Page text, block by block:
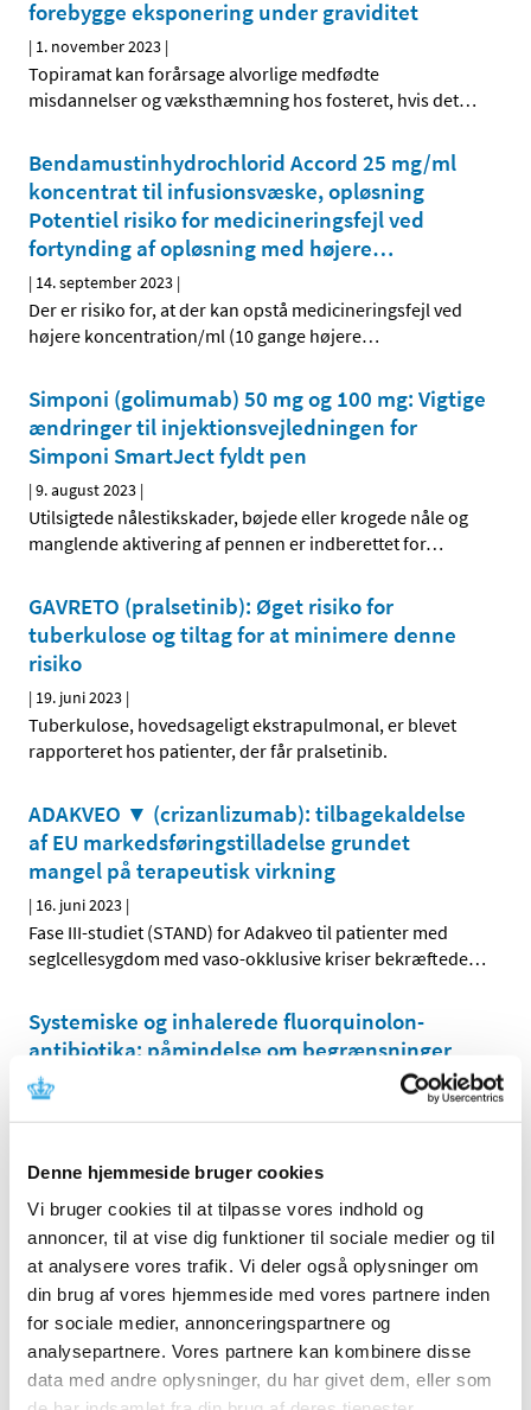
Denne hjemmeside bruger cookies
Vi bruger cookies til at tilpasse vores indhold og
annoncer, til at vise dig funktioner til sociale medier og til
at analysere vores trafik. Vi deler også oplysninger om
din brug af vores hjemmeside med vores partnere inden
for sociale medier, annonceringspartnere og
analysepartnere. Vores partnere kan kombinere disse
data med andre oplysninger, du har givet dem, eller som
forebygge eksponering under graviditet
| 1. november 2023 |
Topiramat kan forårsage alvorlige medfødte
misdannelser og væksthæmning hos fosteret, hvis det…
Bendamustinhydrochlorid Accord 25 mg/ml
koncentrat til infusionsvæske, opløsning
Potentiel risiko for medicineringsfejl ved
fortynding af opløsning med højere…
| 14. september 2023 |
Der er risiko for, at der kan opstå medicineringsfejl ved
højere koncentration/ml (10 gange højere…
Simponi (golimumab) 50 mg og 100 mg: Vigtige
ændringer til injektionsvejledningen for
Simponi SmartJect fyldt pen
|9. august 2023 |
Utilsigtede nålestikskader, bøjede eller krogede nåle og
manglende aktivering af pennen er indberettet for…
GAVRETO (pralsetinib): Øget risiko for
tuberkulose og tiltag for at minimere denne
risiko
| 19. juni 2023 |
Tuberkulose, hovedsageligt ekstrapulmonal, er blevet
rapporteret hos patienter, der får pralsetinib.
ADAKVEO ▼ (crizanlizumab): tilbagekaldelse
af EU markedsføringstilladelse grundet
mangel på terapeutisk virkning
| 16. juni 2023 |
Fase III-studiet (STAND) for Adakveo til patienter med
seglcellesygdom med vaso-okklusive kriser bekræftede…
Systemiske og inhalerede fluorquinolon-
antibiotika: påmindelse om begrænsninger
ved brug
ordineres ud over de anbefalede anvendelser.
Ikervis får ikke generelt eller generelt
klausuleret tilskud
|14. april 2023|
Lægemiddelstyrelsen har besluttet, at Ikervis,
øjendråber, opløsning med indhold af ciclosporin i…